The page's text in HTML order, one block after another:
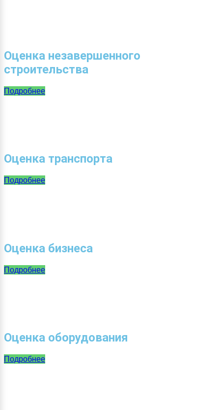
Оценка незавершенного
строительства
Подробнее
Оценка транспорта
Подробнее
Оценка бизнеса
Подробнее
Оценка оборудования
Подробнее